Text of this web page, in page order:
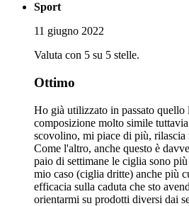
Sport
11 giugno 2022
Valuta con 5 su 5 stelle.
Ottimo
Ho già utilizzato in passato quello
composizione molto simile
scovolino, mi piace di più,
Come l'altro, anche questo è
paio di settimane le ciglia sono
mio caso (ciglia dritte) anche più
efficacia sulla caduta che sto
orientarmi su prodotti diversi dai